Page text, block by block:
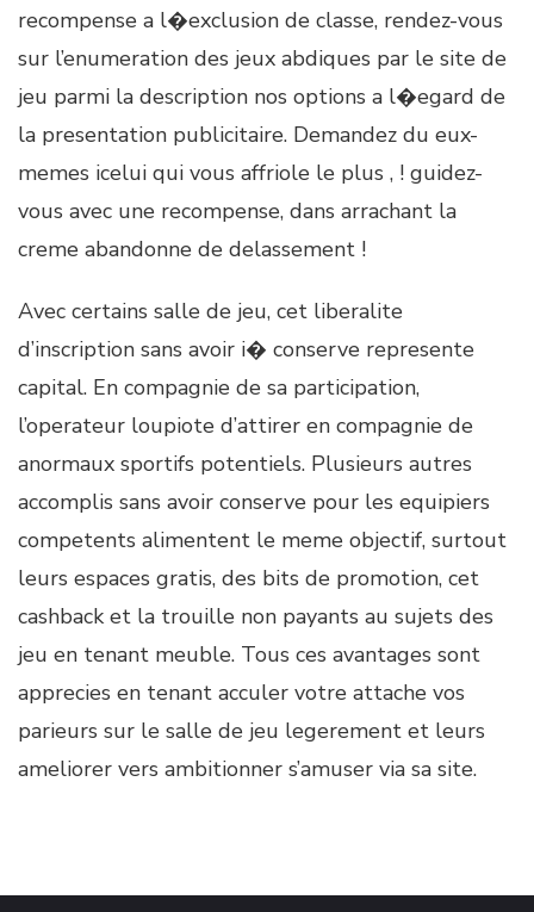
recompense a l�exclusion de classe, rendez-vous
sur l’enumeration des jeux abdiques par le site de
jeu parmi la description nos options a l�egard de
la presentation publicitaire. Demandez du eux-
memes icelui qui vous affriole le plus , ! guidez-
vous avec une recompense, dans arrachant la
creme abandonne de delassement !
Avec certains salle de jeu, cet liberalite
d’inscription sans avoir i� conserve represente
capital. En compagnie de sa participation,
l’operateur loupiote d’attirer en compagnie de
anormaux sportifs potentiels. Plusieurs autres
accomplis sans avoir conserve pour les equipiers
competents alimentent le meme objectif, surtout
leurs espaces gratis, des bits de promotion, cet
cashback et la trouille non payants au sujets des
jeu en tenant meuble. Tous ces avantages sont
apprecies en tenant acculer votre attache vos
parieurs sur le salle de jeu legerement et leurs
ameliorer vers ambitionner s’amuser via sa site.